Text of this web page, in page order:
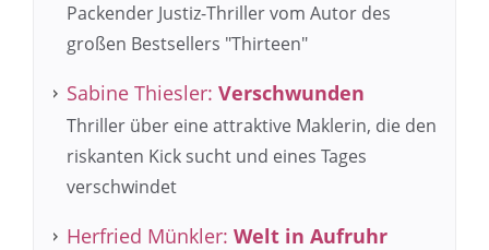
Packender Justiz-Thriller vom Autor des
großen Bestsellers "Thirteen"
Sabine Thiesler: Verschwunden
Thriller über eine attraktive Maklerin, die den
riskanten Kick sucht und eines Tages
verschwindet
Herfried Münkler: Welt in Aufruhr